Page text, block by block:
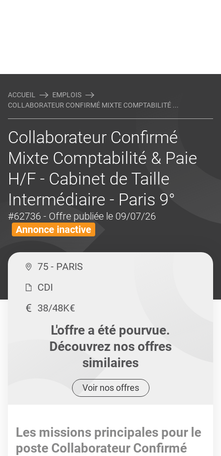
ACCUEIL
EMPLOIS
COLLABORATEUR CONFIRMÉ MIXTE COMPTABILITÉ ...
Collaborateur Confirmé
Mixte Comptabilité & Paie
H/F - Cabinet de Taille
Intermédiaire - Paris 9°
#62736 - Offre publiée le 09/07/26
Annonce inactive
75 - PARIS
CDI
38/48K€
L'offre a été pourvue.
Découvrez nos offres
similaires
Voir nos offres
Les missions principales pour le
poste Collaborateur Confirmé